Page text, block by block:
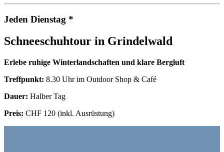
Jeden Dienstag *
Schneeschuhtour in Grindelwald
Erlebe ruhige Winterlandschaften und klare Bergluft
Treffpunkt: 8.30 Uhr im Outdoor Shop & Café
Dauer: Halber Tag
Preis: CHF 120 (inkl. Ausrüstung)